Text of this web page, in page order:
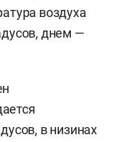
воздуха
днем —
в низинах